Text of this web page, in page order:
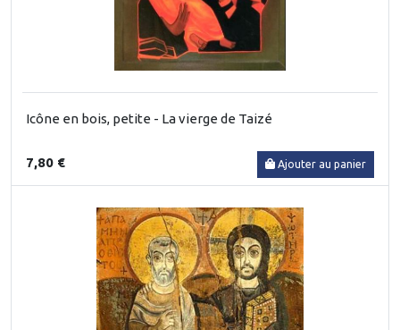
Icône en bois, petite - La vierge de Taizé
7,80 € Ajouter au panier